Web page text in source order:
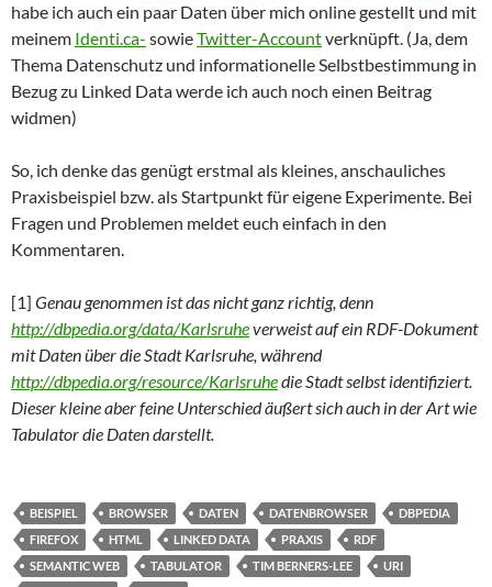
habe ich auch ein paar Daten über mich online gestellt und mit
meinem Identi.ca- sowieTwitter-Accountverknüpft. (Ja, dem
Thema Datenschutz und informationelle Selbstbestimmung in
Bezug zu Linked Data werde ich auch noch einen Beitrag
widmen)
So, ich denke das genügt erstmal als kleines, anschauliches
Praxisbeispiel bzw. als Startpunkt für eigene Experimente. Bei
Fragen und Problemen meldet euch einfach in den
Kommentaren.
[1] Genau genommen ist das nicht ganz richtig, denn
http://dbpedia.org/data/Karlsruheverweistauf ein RDF-Dokument
mit Daten über die Stadt Karlsruhe, während
http://dbpedia.org/resource/Karlsruhedie Stadt selbst identifiziert.
Dieser kleine aber feine Unterschied äußert sich auch in der Art wie
Tabulator die Daten darstellt.
BEISPIEL BROWSER DATEN DATENBROWSER
DBPEDIA
FIREFOX
HTML LINKED DATA PRAXIS
RDF
SEMANTIC WEB
TABULATOR TIM BERNERS-LEE
URI